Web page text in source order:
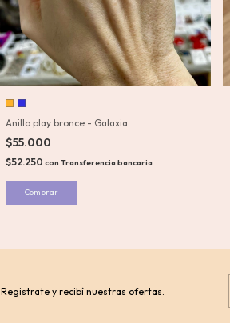
Anillo play bronce - Galaxia
$55.000
$52.250con Transferencia bancaria
Comprar
Registrate y recibí nuestras ofertas.